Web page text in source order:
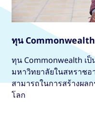
ทุน Commonwealth
ทุน Commonwealth เ
มหาวิทยาลัยในสหราช
สามารถในการสร้างผล
โลก